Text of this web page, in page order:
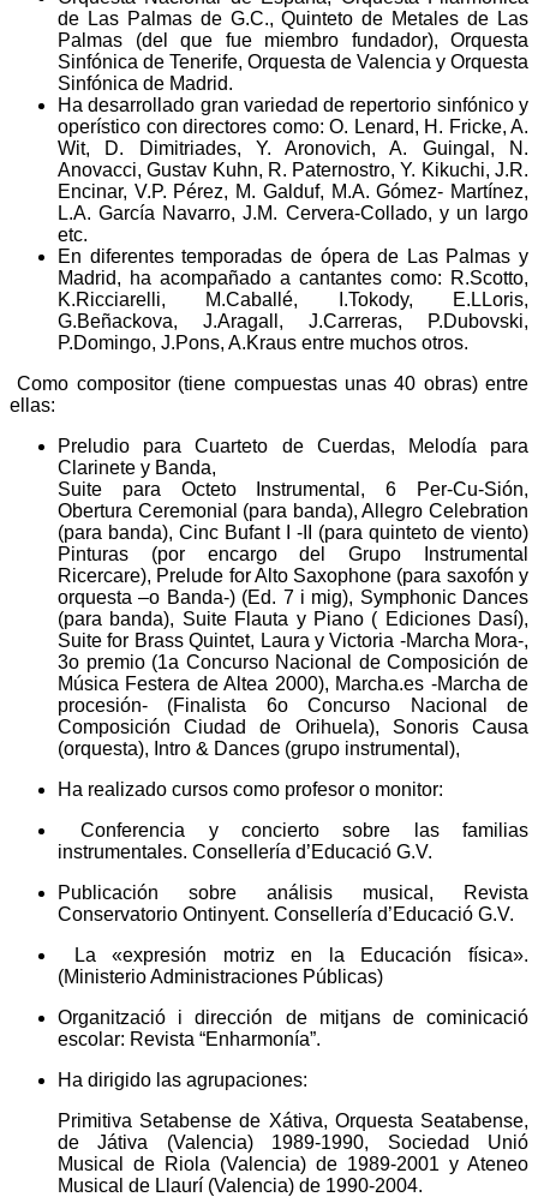
de Las Palmas de G.C., Quinteto de Metales de Las
Palmas (del que fue miembro fundador), Orquesta
Sinfónica de Tenerife, Orquesta de Valencia y Orquesta
Sinfónica de Madrid.
Ha desarrollado gran variedad de repertorio sinfónico y
operístico con directores como: O. Lenard, H. Fricke, A.
Wit, D. Dimitriades, Y. Aronovich, A. Guingal, N.
Anovacci, Gustav Kuhn, R. Paternostro, Y. Kikuchi, J.R.
Encinar, V.P. Pérez, M. Galduf, M.A. Gómez- Martínez,
L.A. García Navarro, J.M. Cervera-Collado, y un largo
etc.
En diferentes temporadas de ópera de Las Palmas y
Madrid, ha acompañado a cantantes como: R.Scotto,
K.Ricciarelli, M.Caballé, I.Tokody, E.LLoris,
G.Beñackova, J.Aragall, J.Carreras, P.Dubovski,
P.Domingo, J.Pons, A.Kraus entre muchos otros.
Como compositor (tiene compuestas unas 40 obras) entre
ellas:
Preludio para Cuarteto de Cuerdas, Melodía para
Clarinete y Banda,
Suite para Octeto Instrumental, 6 Per-Cu-Sión,
Obertura Ceremonial (para banda), Allegro Celebration
(para banda), Cinc Bufant I -II (para quinteto de viento)
Pinturas (por encargo del Grupo Instrumental
Ricercare), Prelude for Alto Saxophone (para saxofón y
orquesta –o Banda-) (Ed. 7 i mig), Symphonic Dances
(para banda), Suite Flauta y Piano ( Ediciones Dasí),
Suite for Brass Quintet, Laura y Victoria -Marcha Mora-,
3o premio (1a Concurso Nacional de Composición de
Música Festera de Altea 2000), Marcha.es -Marcha de
procesión- (Finalista 6o Concurso Nacional de
Composición Ciudad de Orihuela), Sonoris Causa
(orquesta), Intro & Dances (grupo instrumental),
Ha realizado cursos como profesor o monitor:
Conferencia y concierto sobre las familias
instrumentales. Consellería d’Educació G.V.
Publicación sobre análisis musical, Revista
Conservatorio Ontinyent. Consellería d’Educació G.V.
La «expresión motriz en la Educación física».
(Ministerio Administraciones Públicas)
Organització i dirección de mitjans de cominicació
escolar: Revista “Enharmonía”.
Ha dirigido las agrupaciones:
Primitiva Setabense de Xátiva, Orquesta Seatabense,
de Játiva (Valencia) 1989-1990, Sociedad Unió
Musical de Riola (Valencia) de 1989-2001 y Ateneo
Musical de Llaurí (Valencia) de 1990-2004.